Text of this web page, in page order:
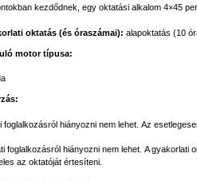
kezdődnek, egy oktatási alkalom 4×45
oktatás (és óraszámai): alapoktatás (10
motor típusa:
foglalkozásról hiányozni nem lehet. Az
foglalkozásról hiányozni nem lehet. A
az oktatóját értesíteni.